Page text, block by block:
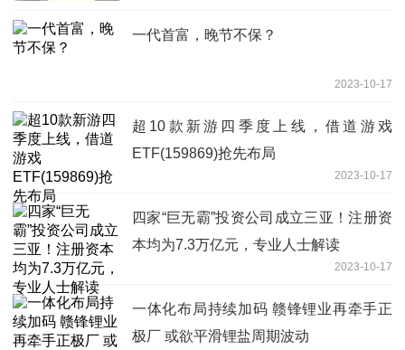
一代首富，晚节不保？
2023-10-17
超10款新游四季度上线，借道游戏
ETF(159869)抢先布局
2023-10-17
四家“巨无霸”投资公司成立三亚！注册资
本均为7.3万亿元，专业人士解读
2023-10-17
一体化布局持续加码 赣锋锂业再牵手正
极厂 或欲平滑锂盐周期波动